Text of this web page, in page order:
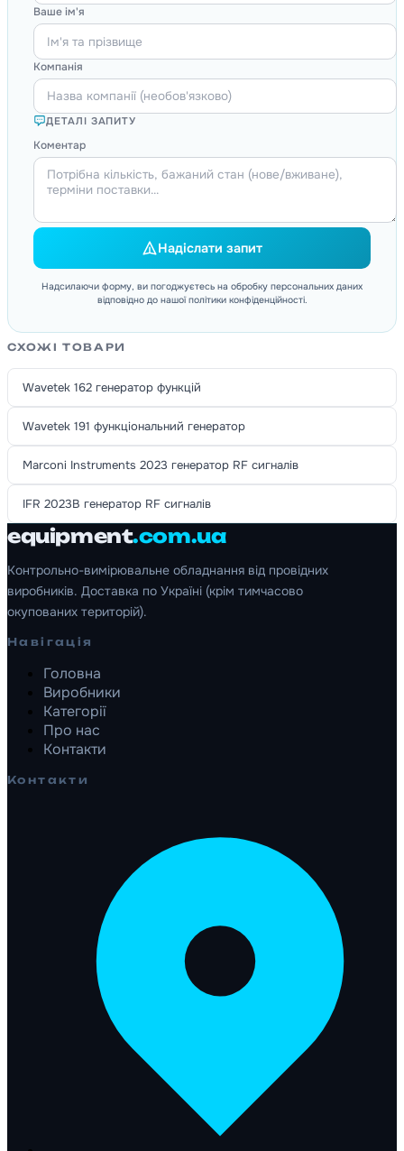
Ваше ім'я
Компанія
ДЕТАЛІ ЗАПИТУ
Коментар
Надіслати запит
Надсилаючи форму, ви погоджуєтесь на обробку персональних даних
відповідно до нашої політики конфіденційності.
СХОЖІ ТОВАРИ
Wavetek 162 генератор функцій
Wavetek 191 функціональний генератор
Marconi Instruments 2023 генератор RF сигналів
IFR 2023B генератор RF сигналів
equipment.com.ua
Контрольно-вимірювальне обладнання від провідних
виробників. Доставка по Україні (крім тимчасово
окупованих територій).
Навігація
Головна
Виробники
Категорії
Про нас
Контакти
Контакти